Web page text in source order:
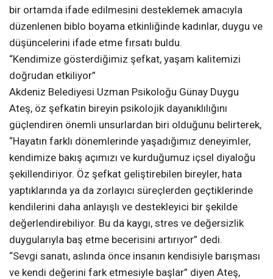
bir ortamda ifade edilmesini desteklemek amacıyla
düzenlenen biblo boyama etkinliğinde kadınlar, duygu ve
düşüncelerini ifade etme fırsatı buldu.
“Kendimize gösterdiğimiz şefkat, yaşam kalitemizi
doğrudan etkiliyor”
Akdeniz Belediyesi Uzman Psikoloğu Günay Duygu
Ateş, öz şefkatin bireyin psikolojik dayanıklılığını
güçlendiren önemli unsurlardan biri olduğunu belirterek,
“Hayatın farklı dönemlerinde yaşadığımız deneyimler,
kendimize bakış açımızı ve kurduğumuz içsel diyaloğu
şekillendiriyor. Öz şefkat geliştirebilen bireyler, hata
yaptıklarında ya da zorlayıcı süreçlerden geçtiklerinde
kendilerini daha anlayışlı ve destekleyici bir şekilde
değerlendirebiliyor. Bu da kaygı, stres ve değersizlik
duygularıyla baş etme becerisini artırıyor” dedi.
“Sevgi sanatı, aslında önce insanın kendisiyle barışması
ve kendi değerini fark etmesiyle başlar” diyen Ateş,